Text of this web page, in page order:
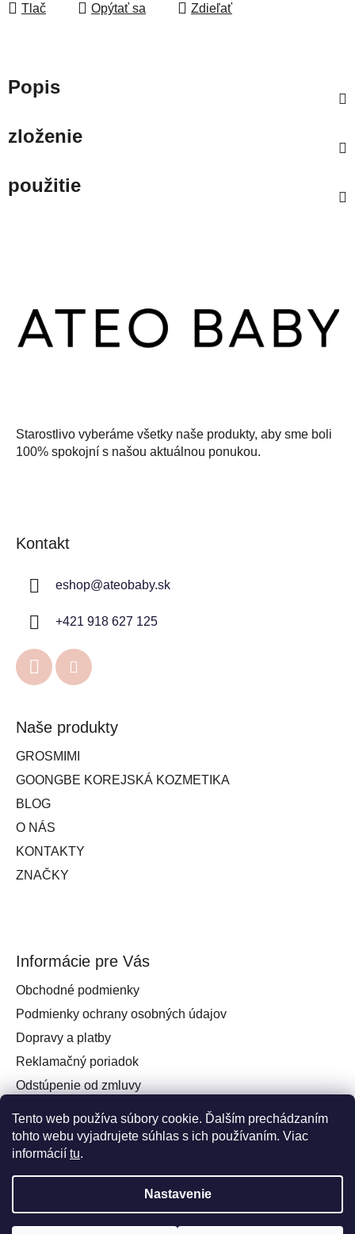
Tento web používa súbory cookie. Ďalším prechádzaním
tohto webu vyjadrujete súhlas s ich používaním. Viac
informácií tu.
Nastavenie
Tlač Opýtať sa Zdieľať
Popis
zloženie
použitie
Starostlivo vyberáme všetky naše produkty, aby sme boli
100% spokojní s našou aktuálnou ponukou.
Kontakt
eshop@ateobaby.sk
+421 918 627 125
Naše produkty
GROSMIMI
GOONGBE KOREJSKÁ KOZMETIKA
BLOG
O NÁS
KONTAKTY
ZNAČKY
Informácie pre Vás
Obchodné podmienky
Podmienky ochrany osobných údajov
Dopravy a platby
Reklamačný poriadok
Odstúpenie od zmluvy
Práva spotrebiteľa na odstúpenie od zmluvy
Kontakt
Vytvoril Shoptet a Adatelier